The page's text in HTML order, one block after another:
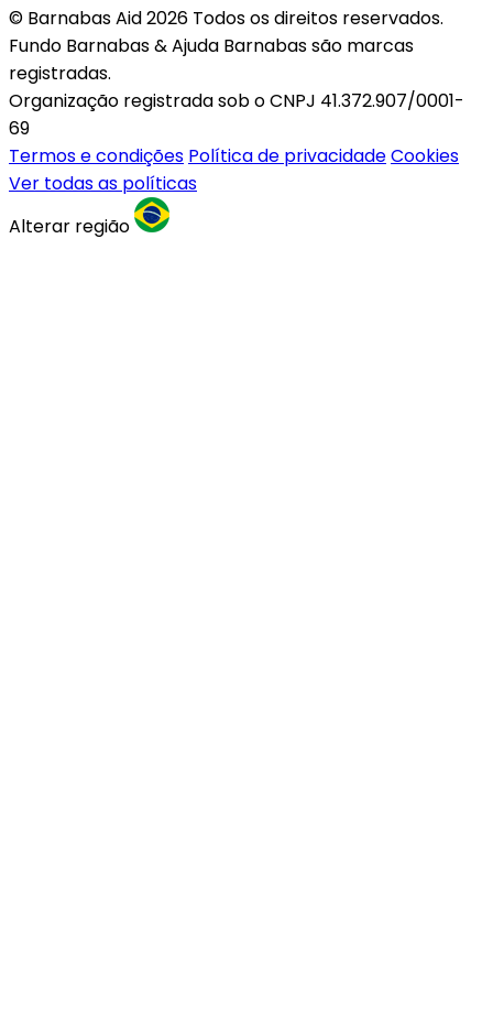
© Barnabas Aid 2026 Todos os direitos reservados.
Fundo Barnabas & Ajuda Barnabas são marcas
registradas.
Organização registrada sob o CNPJ 41.372.907/0001-
69
Termos e condições Política de privacidadeCookies
Ver todas as políticas
Alterar região